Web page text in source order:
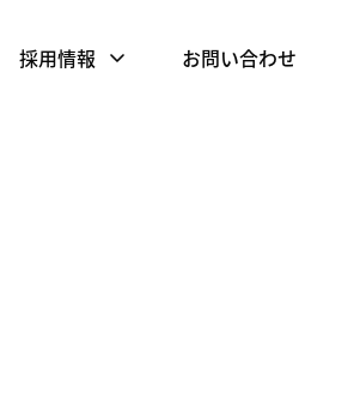
採用情報 お問い合わせ